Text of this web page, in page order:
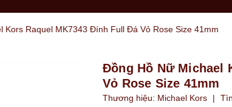
Kors Raquel MK7343 Đính Full Đá Vỏ Rose Size 41mm
Đồng Hồ Nữ Michael
Vỏ Rose Size 41mm
Thương hiệu: Michael Kors |